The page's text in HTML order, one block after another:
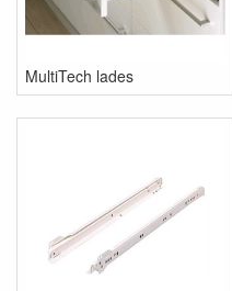
MultiTech lades